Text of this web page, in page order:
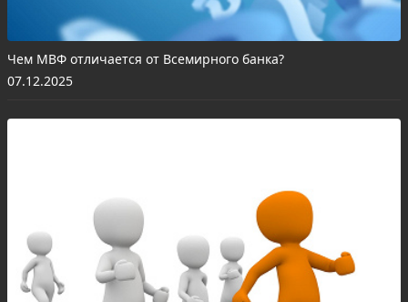
Чем МВФ отличается от Всемирного банка?
07.12.2025